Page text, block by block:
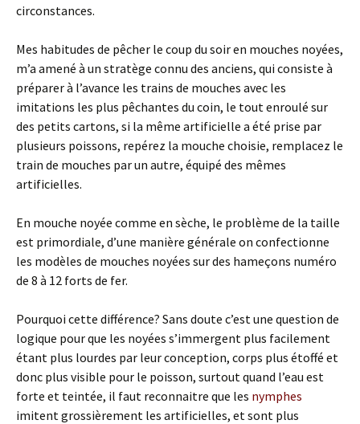
circonstances.
Mes habitudes de pêcher le coup du soir en mouches noyées,
m’a amené à un stratège connu des anciens, qui consiste à
préparer à l’avance les trains de mouches avec les
imitations les plus pêchantes du coin, le tout enroulé sur
des petits cartons, si la même artificielle a été prise par
plusieurs poissons, repérez la mouche choisie, remplacez le
train de mouches par un autre, équipé des mêmes
artificielles.
En mouche noyée comme en sèche, le problème de la taille
est primordiale, d’une manière générale on confectionne
les modèles de mouches noyées sur des hameçons numéro
de 8 à 12 forts de fer.
Pourquoi cette différence? Sans doute c’est une question de
logique pour que les noyées s’immergent plus facilement
étant plus lourdes par leur conception, corps plus étoffé et
donc plus visible pour le poisson, surtout quand l’eau est
forte et teintée, il faut reconnaitre que les nymphes
imitent grossièrement les artificielles, et sont plus